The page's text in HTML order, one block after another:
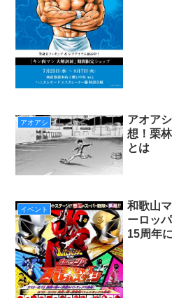
アオアシ
アオア
想！栗
とは
イベント
和歌山
ーロッ
15周年